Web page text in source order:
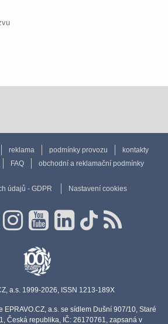
reklama podmínky provozu
kontakty
FAQ obchodní a reklamační podmínky
údajů - GDPR Nastavení cookies
a.s. 1999-2026, ISSN 1213-189X
EPRAVO.CZ, a.s. se sídlem Dušní 907/10, Staré
Česká republika, IČ: 26170761, zapsaná v